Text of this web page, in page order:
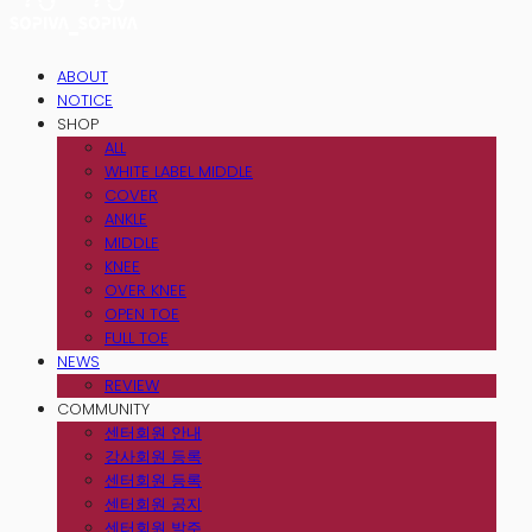
ABOUT
NOTICE
SHOP
ALL
WHITE LABEL MIDDLE
COVER
ANKLE
MIDDLE
KNEE
OVER KNEE
OPEN TOE
FULL TOE
NEWS
REVIEW
COMMUNITY
센터회원 안내
강사회원 등록
센터회원 등록
센터회원 공지
센터회원 발주